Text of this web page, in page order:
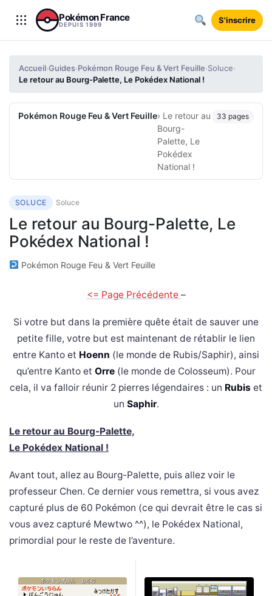
Aller au contenu
Pokémon France
DEPUIS 1999 S'inscrire
Accueil›Guides›Pokémon Rouge Feu & Vert Feuille›Soluce›
Le retour au Bourg-Palette, Le Pokédex National !
Pokémon Rouge Feu & Vert Feuille› Le retour au
Bourg-
Palette, Le
Pokédex
National !
33 pages
SOLUCE Soluce
Le retour au Bourg-Palette, Le
Pokédex National !
Pokémon Rouge Feu & Vert Feuille
<= Page Précédente –
Si votre but dans la première quête était de sauver une
petite fille, votre but est maintenant de rétablir le lien
entre Kanto et Hoenn (le monde de Rubis/Saphir), ainsi
qu’entre Kanto et Orre (le monde de Colosseum). Pour
cela, il va falloir réunir 2 pierres légendaires : un Rubis et
un Saphir.
Le retour au Bourg-Palette,
Le Pokédex National !
Avant tout, allez au Bourg-Palette, puis allez voir le
professeur Chen. Ce dernier vous remettra, si vous avez
capturé plus de 60 Pokémon (ce qui devrait être le cas si
vous avez capturé Mewtwo ^^), le Pokédex National,
primordial pour le reste de l’aventure.